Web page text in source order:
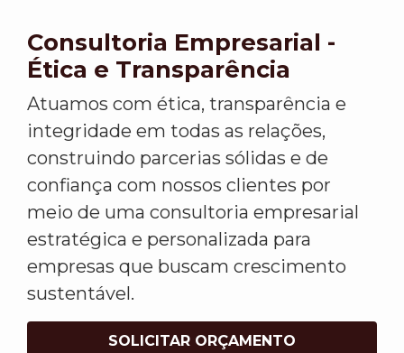
Consultoria Empresarial -
Ética e Transparência
Atuamos com ética, transparência e
integridade em todas as relações,
construindo parcerias sólidas e de
confiança com nossos clientes por
meio de uma consultoria empresarial
estratégica e personalizada para
empresas que buscam crescimento
sustentável.
SOLICITAR ORÇAMENTO